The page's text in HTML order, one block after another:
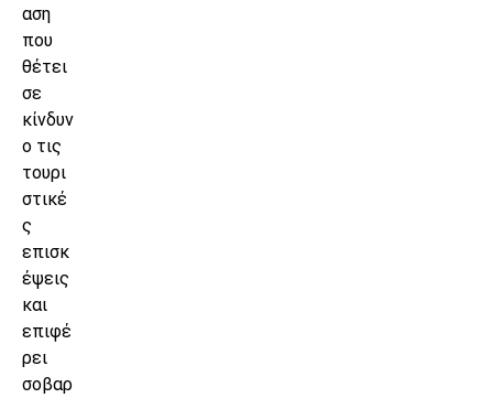
αση
που
θέτει
σε
κίνδυν
ο τις
τουρι
στικέ
ς
επισκ
έψεις
και
επιφέ
ρει
σοβαρ